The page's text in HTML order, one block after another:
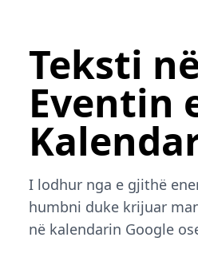
Teksti
Eventin
I lodhur nga e gjithë
humbni duke krijuar
në kalendarin Google